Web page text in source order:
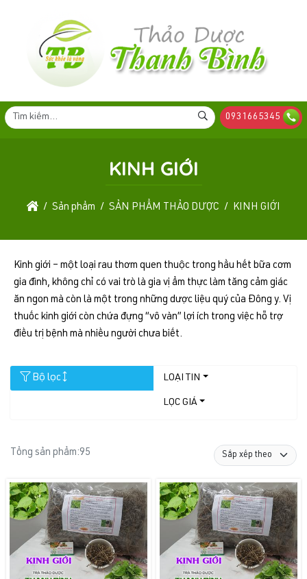
0931665345
KINH GIỚI
Sản phẩm SẢN PHẨM THẢO DƯỢC KINH GIỚI
Kinh giới – một loại rau thơm quen thuộc trong hầu hết bữa cơm
gia đình, không chỉ có vai trò là gia vị ẩm thực làm tăng cảm giác
ăn ngon mà còn là một trong những dược liệu quý của Đông y. Vị
thuốc kinh giới còn chứa đựng “vô vàn” lợi ích trong việc hỗ trợ
điều trị bệnh mà nhiều người chưa biết.
Bộ lọc LOẠI TIN
LỌC GIÁ
Tổng sản phẩm:95